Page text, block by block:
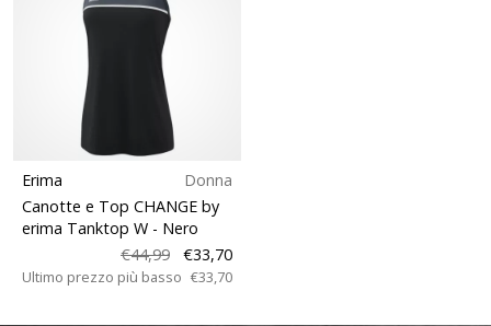
Erima
Donna
Canotte e Top CHANGE by
erima Tanktop W - Nero
€44,99
€33,70
Ultimo prezzo più basso €33,70